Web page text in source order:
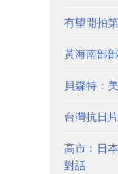
有望開拍
黃海南部
貝森特：
台灣抗日
高市︰日
對話